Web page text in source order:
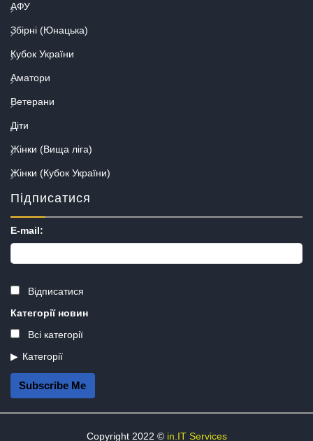
АФУ
Збірні (Юнацька)
Кубок України
Аматори
Ветерани
Діти
Жінки (Вища ліга)
Жінки (Кубок України)
Підписатися
E-mail:
Відписатися
Категорії новин
Всі категорії
Категорії
Subscribe Me
Copyright 2022 © in.IT Services